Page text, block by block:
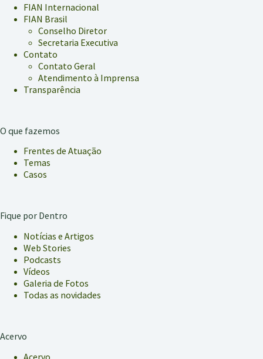
FIAN Internacional
FIAN Brasil
Conselho Diretor
Secretaria Executiva
Contato
Contato Geral
Atendimento à Imprensa
Transparência
O que fazemos
Frentes de Atuação
Temas
Casos
Fique por Dentro
Notícias e Artigos
Web Stories
Podcasts
Vídeos
Galeria de Fotos
Todas as novidades
Acervo
Acervo